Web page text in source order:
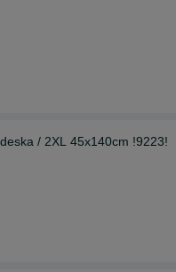
/ 2XL 45x140cm !9223!